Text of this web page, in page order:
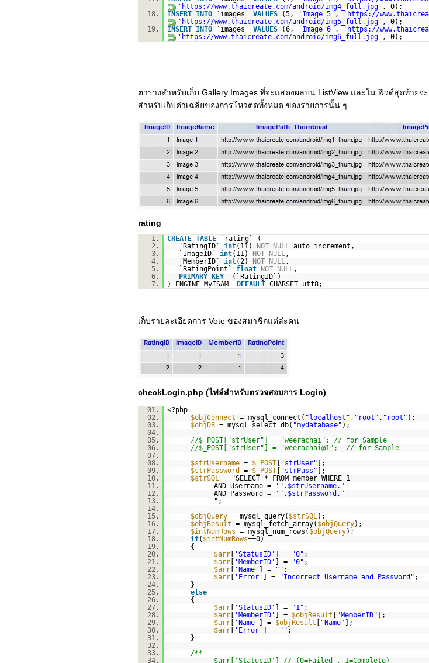
' https://www.thaicreate.com/android/img4_full.jpg' , 0);
18.
INSERT INTO `images` VALUES (5, 'Image 5' , ' https://
' https://www.thaicreate.com/android/img5_full.jpg' , 0);
19.
INSERT INTO `images` VALUES (6, 'Image 6' , ' https://
' https://www.thaicreate.com/android/img6_full.jpg' , 0);
ตารางสำหรับเก็บ Gallery Images ที่จะแสดงผลบน ListView และใน ฟิวด์สุดท้ายจ
สำหรับเก็บค่าเฉลี่ยของการโหวตดทั้งหมด ของรายการนั้น ๆ
rating
1. CREATE TABLE
`rating` (
2.
`RatingID` int(11) NOT NULL auto_increment,
3.
`ImageID` int(11) NOT NULL,
4.
`MemberID` int(2) NOT NULL,
5.
`RatingPoint` float NOT NULL,
6.
PRIMARY KEY
(`RatingID`)
7.
) ENGINE=MyISAM DEFAULT CHARSET=utf8;
เก็บรายละเอียดการ Vote ของสมาชิกแต่ล่ะคน
checkLogin.php (ไฟล์สำหรับตรวจสอบการ Login)
01.
<?php
02.
$objConnect = mysql_connect( "localhost" , "root" , "root" );
03.
$objDB = mysql_select_db( "mydatabase" );
04.
05.
//$_POST["strUser"] = "weerachai"; // for Sample
06.
//$_POST["strUser"] = "weerachai@1"; // for Sample
07.
08.
$strUsername = $_POST[ "strUser" ];
09.
$strPassword = $_POST[ "strPass" ];
10.
$strSQL = "SELECT * FROM member WHERE 1
11.
AND Username =
'".$strUsername."'
12.
AND Password =
'".$strPassword."'
13.
";
14.
15.
$objQuery = mysql_query( $strSQL);
16.
$objResult = mysql_fetch_array( $objQuery);
17.
$intNumRows = mysql_num_rows( $objQuery);
18.
if( $intNumRows==0)
19.
{
20.
$arr[ 'StatusID' ] = "0" ;
21.
$arr[ 'MemberID' ] = "0" ;
22.
$arr[ 'Name' ] = "" ;
23.
$arr[ 'Error' ] = "Incorrect Username and Password" ;
24.
}
25.
else
26.
{
27.
$arr[ 'StatusID' ] = "1" ;
28.
$arr[ 'MemberID' ] = $objResult "MemberID" ];
29.
$arr[ 'Name' ] = $objResult "Name" ];
30.
$arr[ 'Error' ] = "" ;
31.
}
32.
33.
/**
34.
$arr['StatusID'] // (0=Failed , 1=Complete)